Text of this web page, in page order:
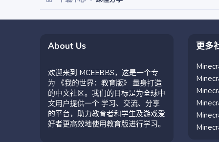
About Us
欢迎来到 MCEEBBS，这是一个专
为 《我的世界：教育版》 量身打造
的中文社区。我们的目标是为全球中
文用户提供一个 学习、交流、分享
的平台，助力教育者和学生及游戏爱
好者更高效地使用教育版进行学习。
更多